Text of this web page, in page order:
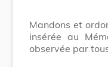
Mandons et
insérée au
observée par